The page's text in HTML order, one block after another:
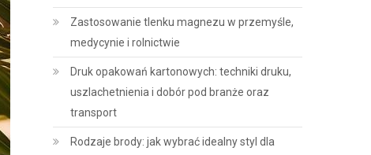
Zastosowanie tlenku magnezu w przemyśle,
medycynie i rolnictwie
Druk opakowań kartonowych: techniki druku,
uszlachetnienia i dobór pod branże oraz
transport
Rodzaje brody: jak wybrać idealny styl dla